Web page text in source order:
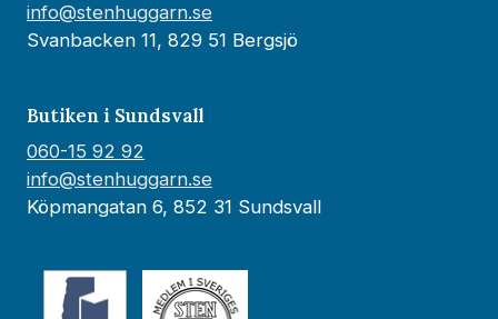
info@stenhuggarn.se
Svanbacken 11, 829 51 Bergsjö
Butiken i Sundsvall
060-15 92 92
info@stenhuggarn.se
Köpmangatan 6, 852 31 Sundsvall